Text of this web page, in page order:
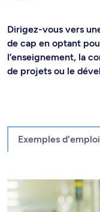
Dirigez-vous vers
de cap en optant
l’enseignement, la
de projets ou le
Exemples